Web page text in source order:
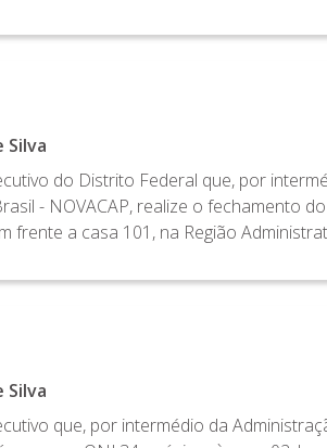
Silva
do Distrito Federal que, por
- NOVACAP, realize o fechamento
frente a casa 101, na Região
Silva
que, por intermédio da